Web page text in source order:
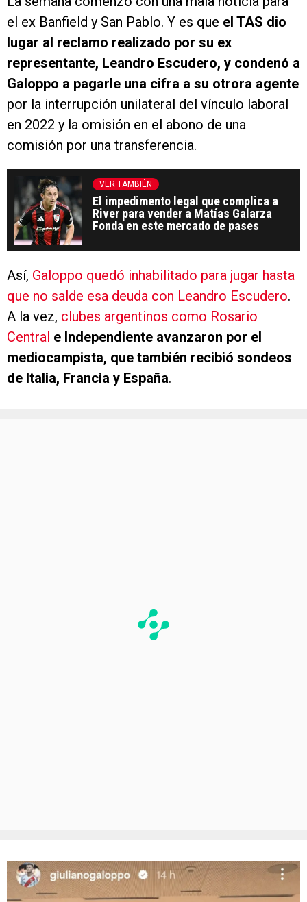
el ex Banfield y San Pablo. Y es que el TAS dio
lugar al reclamo realizado por su ex
representante, Leandro Escudero, y condenó a
Galoppo a pagarle una cifra a su otrora agente
por la interrupción unilateral del vínculo laboral
en 2022 y la omisión en el abono de una
comisión por una transferencia.
VER TAMBIÉN
El impedimento legal que complica a
River para vender a Matías Galarza
Fonda en este mercado de pases
Así, Galoppo quedó inhabilitado para jugar hasta
que no salde esa deuda con Leandro Escudero.
A la vez, clubes argentinos como Rosario
Central e Independiente avanzaron por el
mediocampista, que también recibió sondeos
de Italia, Francia y España.